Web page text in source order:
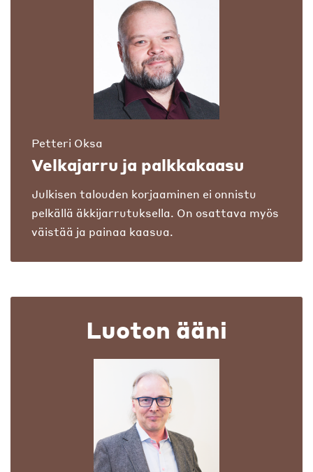
Petteri Oksa
Velkajarru ja palkkakaasu
Julkisen talouden korjaaminen ei onnistu
pelkällä äkkijarrutuksella. On osattava myös
väistää ja painaa kaasua.
Luoton ääni